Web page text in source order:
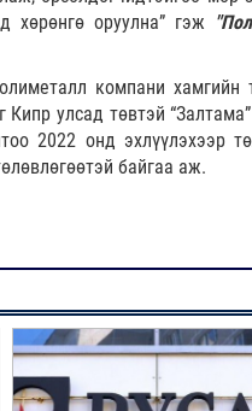
хөрөнгө оруулна” гэж
компани
Кипр улсад төвтэй
2022 онд эхлүүлэхээр
байгаа аж.